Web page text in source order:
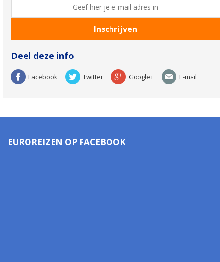
Deel deze info
Facebook Twitter Google+ E-mail
EUROREIZEN OP FACEBOOK